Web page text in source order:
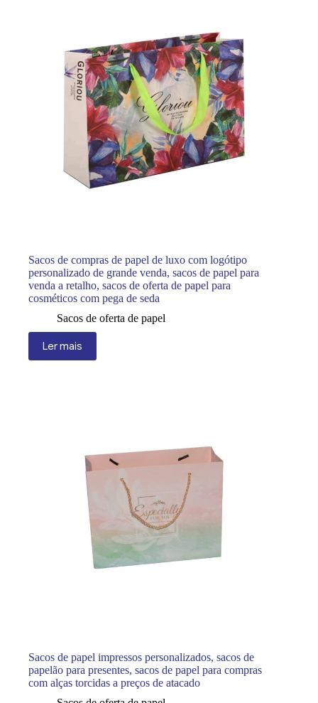
Sacos de compras de papel de luxo com logótipo
personalizado de grande venda, sacos de papel para
venda a retalho, sacos de oferta de papel para
cosméticos com pega de seda
Sacos de oferta de papel
Ler mais
Sacos de papel impressos personalizados, sacos de
papelão para presentes, sacos de papel para compras
com alças torcidas a preços de atacado